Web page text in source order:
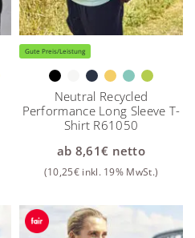
Gute Preis/Leistung
Neutral Recycled
Performance Long Sleeve T-
Shirt R61050
ab 8,61€ netto
(10,25€ inkl. 19% MwSt.)